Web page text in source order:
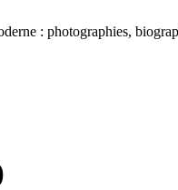
: photographies,